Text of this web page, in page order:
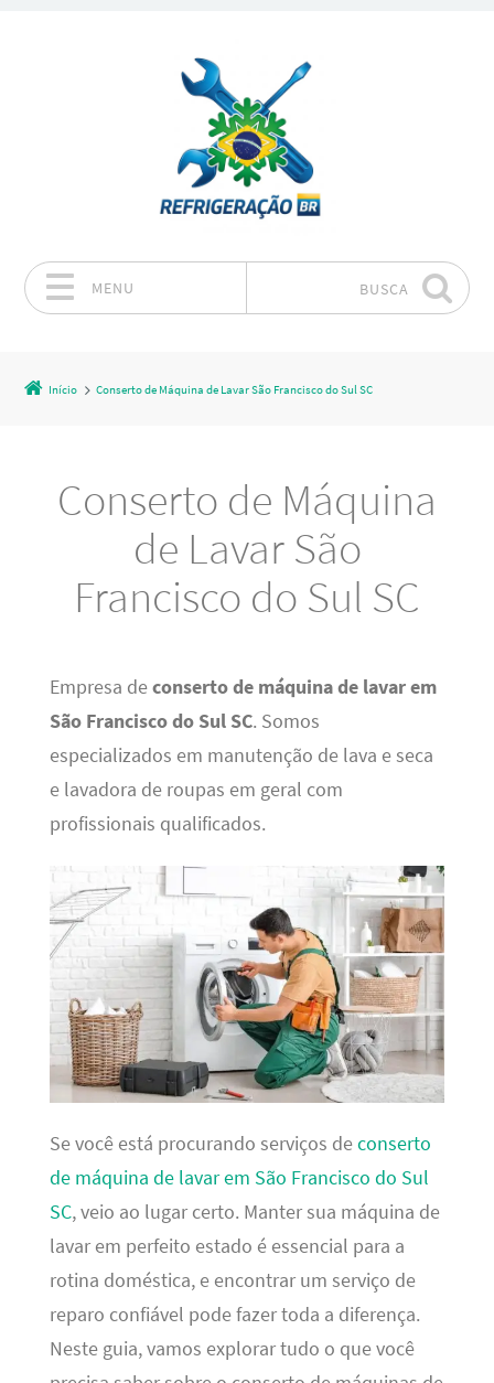
MENU BUSCA
Início Conserto de Máquina de Lavar São Francisco do Sul SC
Conserto de Máquina
de Lavar São
Francisco do Sul SC
Empresa deconserto de máquina de lavar em
São Francisco do Sul SC. Somos
especializados em manutenção de lava e seca
e lavadora de roupas em geral com
profissionais qualificados.
Se você está procurando serviços deconserto
de máquina de lavar em São Francisco do Sul
SC, veio ao lugar certo. Manter sua máquina de
lavar em perfeito estado é essencial para a
rotina doméstica, e encontrar um serviço de
reparo confiável pode fazer toda a diferença.
Neste guia, vamos explorar tudo o que você